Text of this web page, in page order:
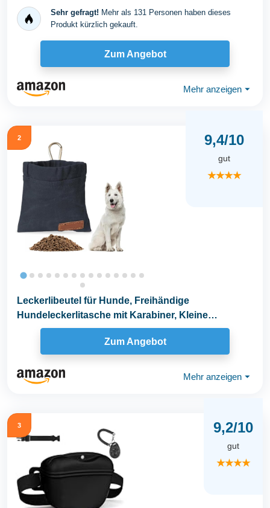
Sehr gefragt! Mehr als 131 Personen haben dieses
Produkt kürzlich gekauft.
Zum Angebot
Mehr anzeigen ⏷
2 9,4/10
gut
★★★★
Leckerlibeutel für Hunde, Freihändige
Hundeleckerlitasche mit Karabiner, Kleine
Futterbeutel für...
Zum Angebot
Mehr anzeigen ⏷
3 9,2/10
gut
★★★★